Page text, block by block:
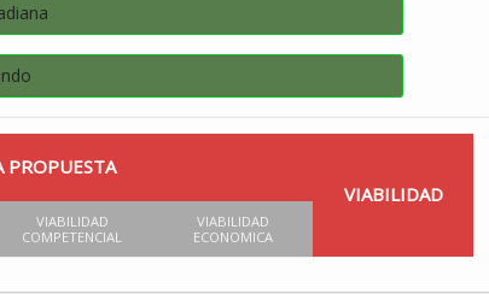
PROPUESTA
VIABILIDAD
VIABILIDAD
COMPETENCIAL
VIABILIDAD
ECONOMICA